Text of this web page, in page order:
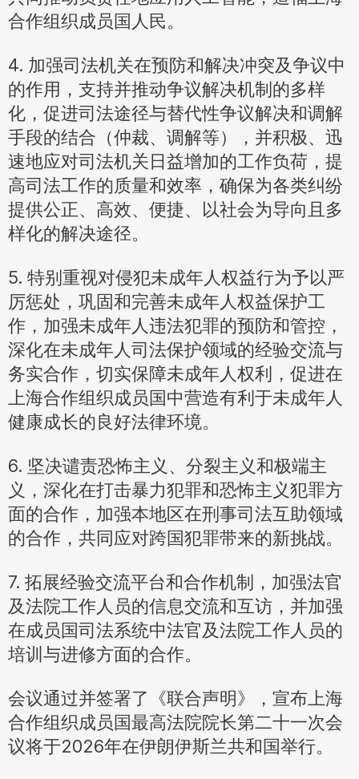
合作组织成员国人民。
4. 加强司法机关在预防和解决冲突及争议中
的作用，支持并推动争议解决机制的多样
化，促进司法途径与替代性争议解决和调解
手段的结合（仲裁、调解等），并积极、迅
速地应对司法机关日益增加的工作负荷，提
高司法工作的质量和效率，确保为各类纠纷
提供公正、高效、便捷、以社会为导向且多
样化的解决途径。
5. 特别重视对侵犯未成年人权益行为予以严
厉惩处，巩固和完善未成年人权益保护工
作，加强未成年人违法犯罪的预防和管控，
深化在未成年人司法保护领域的经验交流与
务实合作，切实保障未成年人权利，促进在
上海合作组织成员国中营造有利于未成年人
健康成长的良好法律环境。
6. 坚决谴责恐怖主义、分裂主义和极端主
义，深化在打击暴力犯罪和恐怖主义犯罪方
面的合作，加强本地区在刑事司法互助领域
的合作，共同应对跨国犯罪带来的新挑战。
7. 拓展经验交流平台和合作机制，加强法官
及法院工作人员的信息交流和互访，并加强
在成员国司法系统中法官及法院工作人员的
培训与进修方面的合作。
会议通过并签署了《联合声明》，宣布上海
合作组织成员国最高法院院长第二十一次会
议将于2026年在伊朗伊斯兰共和国举行。